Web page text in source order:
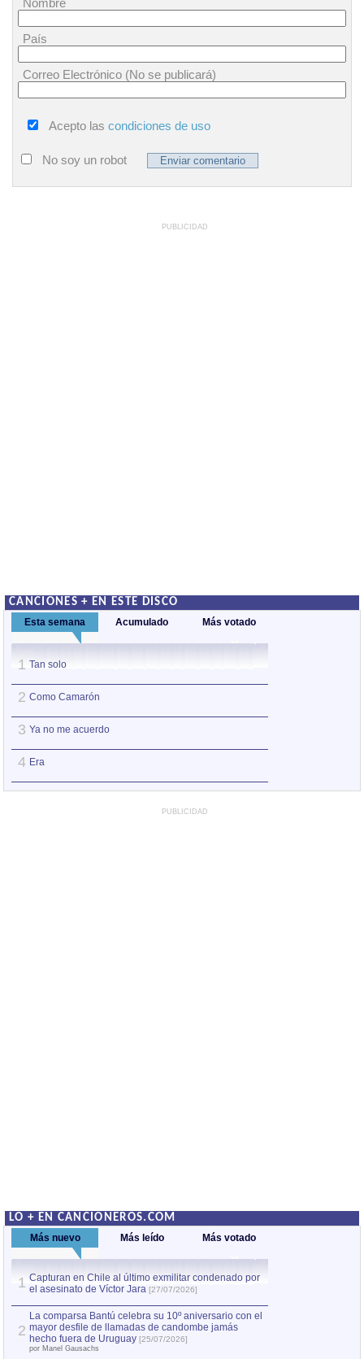
País
Correo Electrónico (No se publicará)
Acepto las condiciones de uso
No soy un robot
PUBLICIDAD
CANCIONES + EN ESTE DISCO
Esta semana Acumulado Más votado
1 Tan solo
2 Como Camarón
3 Ya no me acuerdo
4 Era
PUBLICIDAD
LO + EN CANCIONEROS.COM
Más nuevo Más leído Más votado
1 Capturan en Chile al último exmilitar condenado por
el asesinato de Víctor Jara [27/07/2026]
2
La comparsa Bantú celebra su 10º aniversario con el
mayor desfile de llamadas de candombe jamás
hecho fuera de Uruguay [25/07/2026]
por Manel Gausachs